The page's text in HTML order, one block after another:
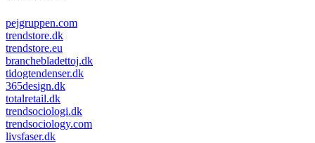
pejgruppen.com
trendstore.dk
trendstore.eu
branchebladettoj.dk
tidogtendenser.dk
365design.dk
totalretail.dk
trendsociologi.dk
trendsociology.com
livsfaser.dk